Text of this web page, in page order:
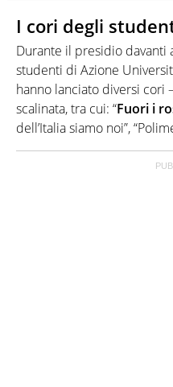
I cori degli
Durante il presidio davanti
studenti di Azione
hanno lanciato diversi cori
scalinata, tra cui: “Fuori i
dell’Italia siamo noi”,